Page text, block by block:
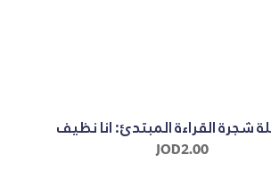
شجرة القراءة المبتدئ: انا نظيف
JOD2.00